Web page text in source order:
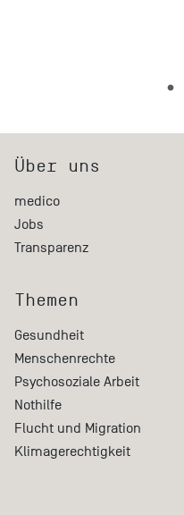
Über uns
medico
Jobs
Transparenz
Themen
Gesundheit
Menschenrechte
Psychosoziale Arbeit
Nothilfe
Flucht und Migration
Klimagerechtigkeit